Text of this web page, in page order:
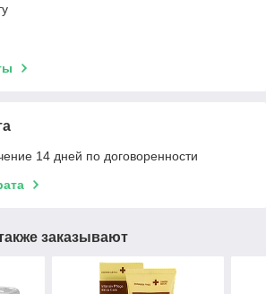
14 дней по договоренности
заказывают